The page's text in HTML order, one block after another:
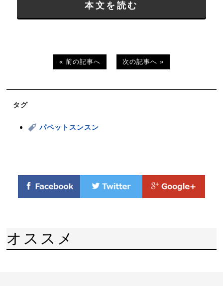
本文を読む
« 前の記事へ 次の記事へ »
タグ
パペットスンスン
オススメ